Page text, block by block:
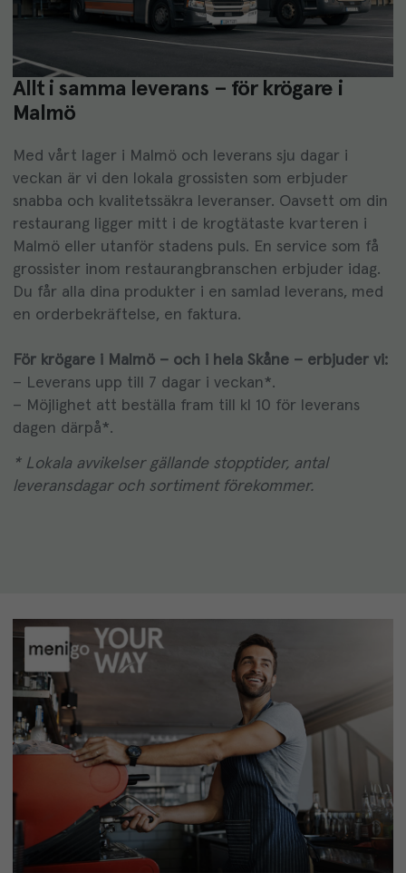
Allt i samma leverans – för krögare i
Malmö
Med vårt lager i Malmö och leverans sju dagar i
veckan är vi den lokala grossisten som erbjuder
snabba och kvalitetssäkra leveranser. Oavsett om din
restaurang ligger mitt i de krogtätaste kvarteren i
Malmö eller utanför stadens puls. En service som få
grossister inom restaurangbranschen erbjuder idag.
Du får alla dina produkter i en samlad leverans, med
en orderbekräftelse, en faktura.
För krögare i Malmö – och i hela Skåne – erbjuder vi:
– Leverans upp till 7 dagar i veckan*.
– Möjlighet att beställa fram till kl 10 för leverans
dagen därpå*.
* Lokala avvikelser gällande stopptider, antal
leveransdagar och sortiment förekommer.